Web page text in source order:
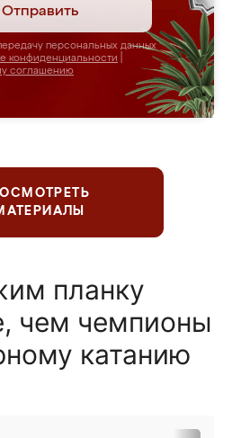
Отправить
персональных данных
конфиденциальности
соглашению
планку
чем чемпионы
катанию